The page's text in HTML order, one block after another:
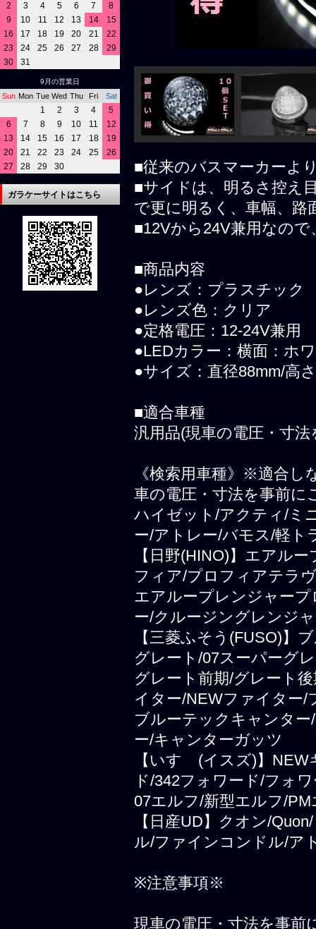
■従来のバスマーカーよ
■サイドは、明るさ控え
で更に明るく、車幅、
■12Vから24V兼用なの
■商品内容
●レンズ：プラスチック
●レンズ色：クリア
●定格電圧：12-24V兼用
●LEDカラー：横面：ホ
●サイズ：直径88mm/高
■適合車種
汎用品(現車の電圧・寸
《検索用車種》※適合し
車の電圧・寸法を事前に
ハイゼット/アクティ/ミ
ー/アトレー/バモス/軽ト
【日野(HINO)】エアル
フィア/プロフィアテラ
エアループレンジャー
ー/クルージングレンジ
【三菱ふそう(FUSO)】
グレート/07スーパーグ
グレート前期/グレート
イター/NEWファイター/
ブルーテックキャンタ
ー/キャンターガッツ
【いすゞ(イスズ)】
ド/342フォワード/フォ
07エルフ/新型エルフ/
【日産UD】クオン/
ル/ファインコンドル/ア
※注意事項※
現車の電圧・寸法を事前
2
3 4 5 6 7
8
9
10 11 12 13 14
15
16
17 18 19 20 21
22
23
24 25 26 27 28
29
30
31
9月の営業日
Sun Mon Tue Wed Thu Fri Sat
1 2 3 4
5
6
7 8 9 10 11
12
13
14 15 16 17 18
19
20
21 22 23 24 25
26
27
28 29 30
ガラケーサイトはこちら